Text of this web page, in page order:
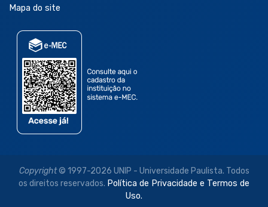
Mapa do site
Copyright© 1997-2026 UNIP - Universidade Paulista. Todos
os direitos reservados. Política de Privacidade e Termos de
Uso.